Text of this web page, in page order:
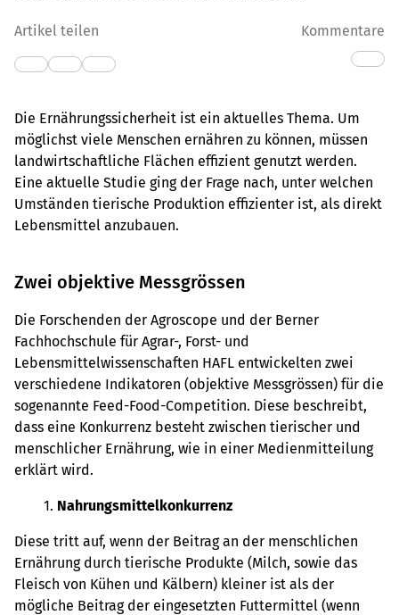
Artikel teilen Kommentare
Die Ernährungssicherheit ist ein aktuelles Thema. Um
möglichst viele Menschen ernähren zu können, müssen
landwirtschaftliche Flächen effizient genutzt werden.
Eine aktuelle Studie ging der Frage nach, unter welchen
Umständen tierische Produktion effizienter ist, als direkt
Lebensmittel anzubauen.
Zwei objektive Messgrössen
Die Forschenden der Agroscope und der Berner
Fachhochschule für Agrar-, Forst- und
Lebensmittelwissenschaften HAFL entwickelten zwei
verschiedene Indikatoren (objektive Messgrössen) für die
sogenannte Feed-Food-Competition. Diese beschreibt,
dass eine Konkurrenz besteht zwischen tierischer und
menschlicher Ernährung, wie in einer Medienmitteilung
erklärt wird.
Nahrungsmittelkonkurrenz
Diese tritt auf, wenn der Beitrag an der menschlichen
Ernährung durch tierische Produkte (Milch, sowie das
Fleisch von Kühen und Kälbern) kleiner ist als der
mögliche Beitrag der eingesetzten Futtermittel (wenn